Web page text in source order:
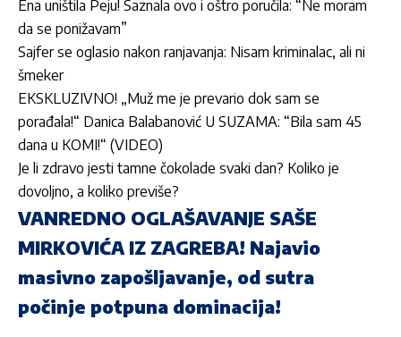
Ena uništila Peju! Saznala ovo i oštro poručila: “Ne moram
da se ponižavam”
Sajfer se oglasio nakon ranjavanja: Nisam kriminalac, ali ni
šmeker
EKSKLUZIVNO! „Muž me je prevario dok sam se
porađala!“ Danica Balabanović U SUZAMA: “Bila sam 45
dana u KOMI!“ (VIDEO)
Je li zdravo jesti tamne čokolade svaki dan? Koliko je
dovoljno, a koliko previše?
VANREDNO OGLAŠAVANJE SAŠE
MIRKOVIĆA IZ ZAGREBA! Najavio
masivno zapošljavanje, od sutra
počinje potpuna dominacija!